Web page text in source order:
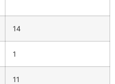
14
1
11